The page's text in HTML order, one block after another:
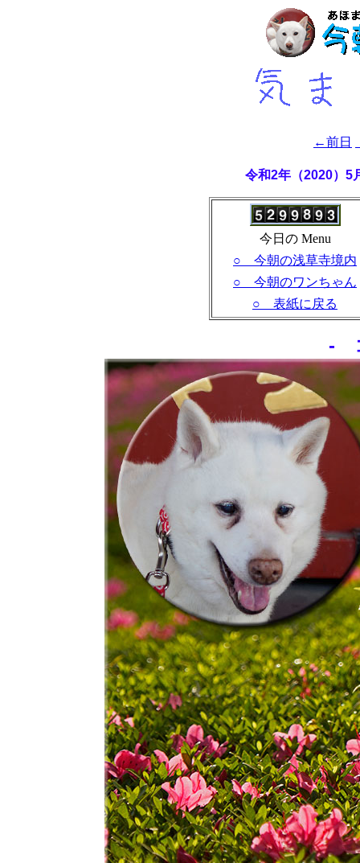
←前日
令和2年（2020）
今日の Menu
○ 今朝の浅草寺境内
○ 今朝のワンちゃん
○ 表紙に戻る
-